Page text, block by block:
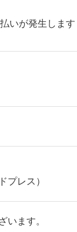
いが発生します
プレス）
います。